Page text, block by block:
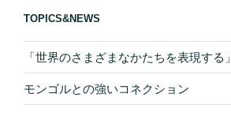
TOPICS&NEWS
「世界のさまざまなかたちを表現する」
モンゴルとの強いコネクション